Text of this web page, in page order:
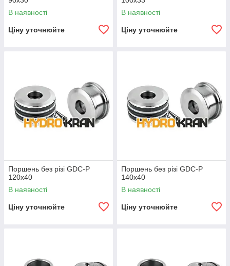
В наявності
Ціну уточнюйте
В наявності
Ціну уточнюйте
Поршень без різі GDC-P
120x40
В наявності
Ціну уточнюйте
Поршень без різі GDC-P
140x40
В наявності
Ціну уточнюйте